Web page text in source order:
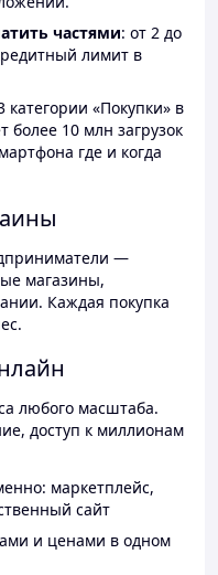
частями: от 2 до
лимит в
«Покупки» в
более 10 млн загрузок
где и когда
—
магазины,
Каждая покупка
любого масштаба.
доступ к миллионам
маркетплейс,
сайт
и ценами в одном